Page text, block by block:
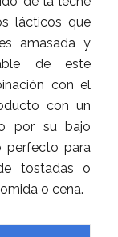
lácticos que
amasada y
de este
con el
con un
por su bajo
perfecto para
tostadas o
o cena.